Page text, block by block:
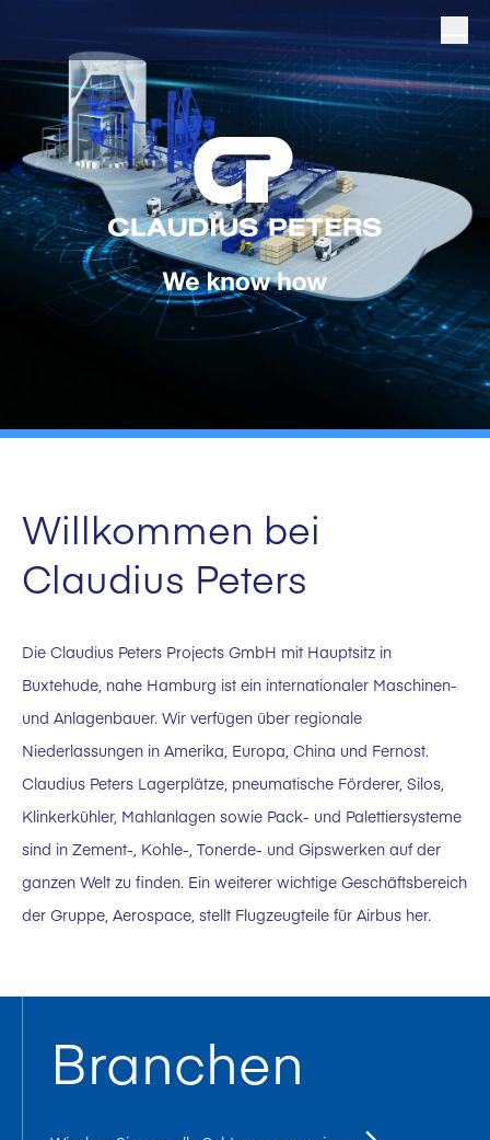
Willkommen bei
Claudius Peters
Die Claudius Peters Projects GmbH mit Hauptsitz in
Buxtehude, nahe Hamburg ist ein internationaler Maschinen-
und Anlagenbauer. Wir verfügen über regionale
Niederlassungen in Amerika, Europa, China und Fernost.
Claudius Peters Lagerplätze, pneumatische Förderer, Silos,
Klinkerkühler, Mahlanlagen sowie Pack- und Palettiersysteme
sind in Zement-, Kohle-, Tonerde- und Gipswerken auf der
ganzen Welt zu finden. Ein weiterer wichtige Geschäftsbereich
der Gruppe, Aerospace, stellt Flugzeugteile für Airbus her.
Branchen